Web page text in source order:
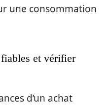
une consommation
et vérifier
d’un achat